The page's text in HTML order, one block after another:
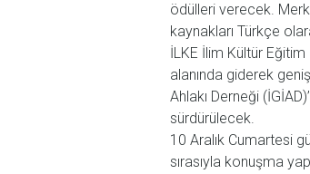
ödülleri verecek.
kaynakları Türkçe
İLKE İlim Kültür
alanında giderek
Ahlakı Derneği
sürdürülecek.
10 Aralık Cumartesi
sırasıyla konuşma